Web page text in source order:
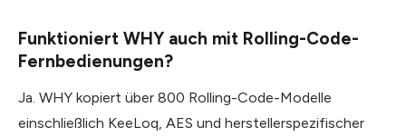
Funktioniert WHY auch mit Rolling-Code-
Fernbedienungen?
Ja. WHY kopiert über 800 Rolling-Code-Modelle
einschließlich KeeLoq, AES und herstellerspezifischer